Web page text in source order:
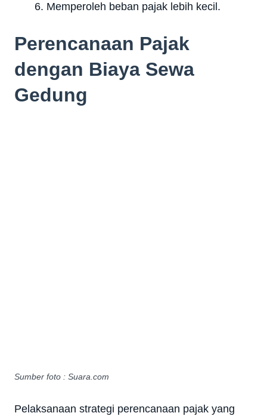
Memperoleh beban pajak lebih kecil.
Perencanaan Pajak
dengan Biaya Sewa
Gedung
Sumber foto : Suara.com
Pelaksanaan strategi perencanaan pajak yang